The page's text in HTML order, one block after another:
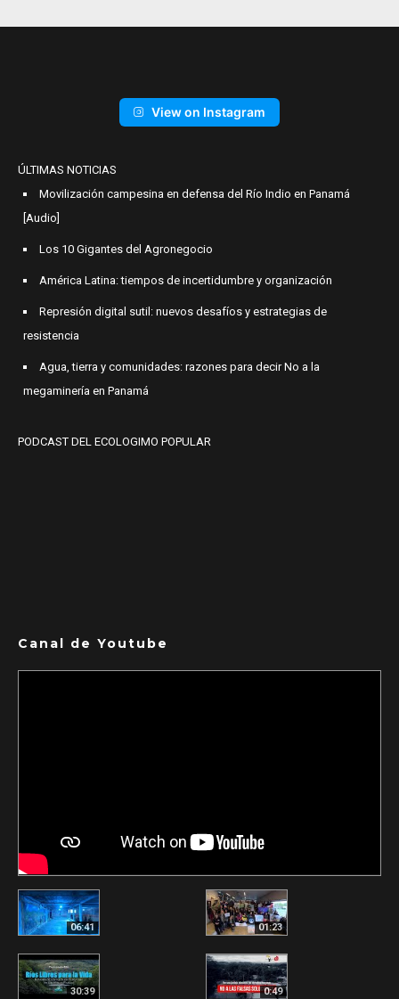
View on Instagram
ÚLTIMAS NOTICIAS
Movilización campesina en defensa del Río Indio en Panamá
[Audio]
Los 10 Gigantes del Agronegocio
América Latina: tiempos de incertidumbre y organización
Represión digital sutil: nuevos desafíos y estrategias de
resistencia
Agua, tierra y comunidades: razones para decir No a la
megaminería en Panamá
PODCAST DEL ECOLOGIMO POPULAR
Canal de Youtube
06:41 01:23
30:39 0:49